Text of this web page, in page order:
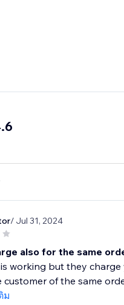
/ Jul 31, 2024
also for the same
working but they charge
customer of the same
ม